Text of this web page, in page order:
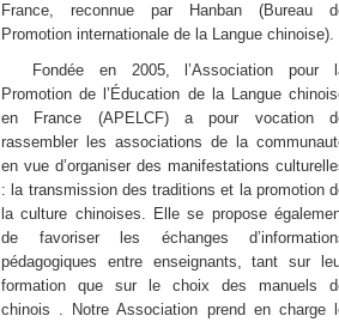
France, reconnue par Hanban (Bureau
Promotion internationale de la Langue chinoise).
Fondée en 2005, l’Association pour
Promotion de l’Éducation de la Langue
en France (APELCF) a pour vocation
rassembler les associations de la
en vue d’organiser des manifestations
: la transmission des traditions et la promotion
la culture chinoises. Elle se propose
de favoriser les échanges
pédagogiques entre enseignants, tant sur
formation que sur le choix des manuels
chinois . Notre Association prend en charge